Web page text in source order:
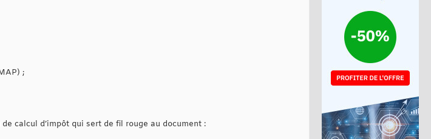
;
calcul d’impôt qui sert de fil rouge au document :